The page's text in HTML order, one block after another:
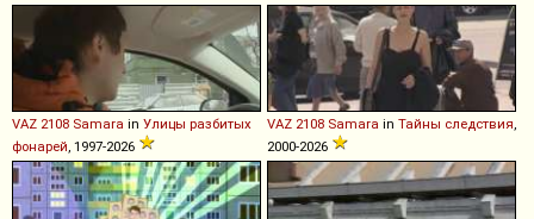
VAZ 2108 Samara in Улицы разбитых
фонарей , 1997-2026
VAZ 2108 Samara in Тайны следствия
2000-2026